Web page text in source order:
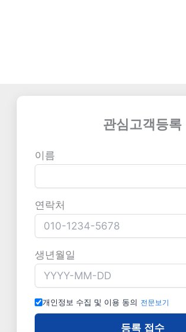
관심고객등록
이름
연락처
생년월일
개인정보 수집 및 이용 동의 전문보기
등록 접수